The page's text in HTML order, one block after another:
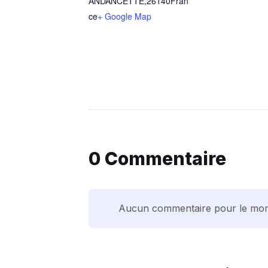
ce+ Google Map
0 Commentaire
Aucun commentaire pour le